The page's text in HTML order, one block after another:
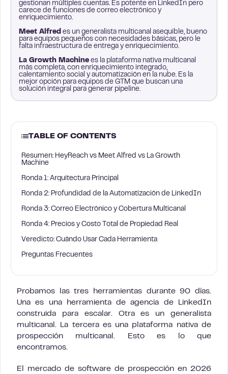
gestionan múltiples cuentas. Es potente en LinkedIn pero
carece de funciones de correo electrónico y
enriquecimiento.
Meet Alfred es un generalista multicanal asequible, bueno
para equipos pequeños con necesidades básicas, pero le
falta infraestructura de entrega y enriquecimiento.
La Growth Machine es la plataforma nativa multicanal
más completa, con enriquecimiento integrado,
calentamiento social y automatización en la nube. Es la
mejor opción para equipos de GTM que buscan una
solución integral para generar pipeline.
TABLE OF CONTENTS
Resumen: HeyReach vs Meet Alfred vs La Growth
Machine
Ronda 1: Arquitectura Principal
Ronda 2: Profundidad de la Automatización de LinkedIn
Ronda 3: Correo Electrónico y Cobertura Multicanal
Ronda 4: Precios y Costo Total de Propiedad Real
Veredicto: Cuándo Usar Cada Herramienta
Preguntas Frecuentes
Probamos las tres herramientas durante 90 días.
Una es una herramienta de agencia de LinkedIn
construida para escalar. Otra es un generalista
multicanal. La tercera es una plataforma nativa de
prospección multicanal. Esto es lo que
encontramos.
El mercado de software de prospección en 2026